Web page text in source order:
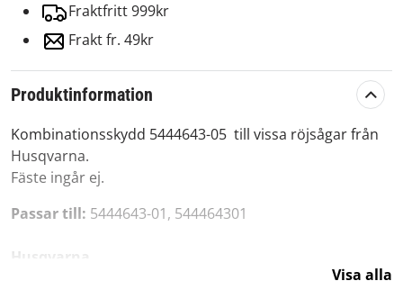
Fraktfritt 999kr
Frakt fr. 49kr
Produktinformation
Kombinationsskydd 5444643-05 till vissa röjsågar från
Husqvarna.
Fäste ingår ej.
Passar till: 5444643-01, 544464301
Husqvarna
Visa alla